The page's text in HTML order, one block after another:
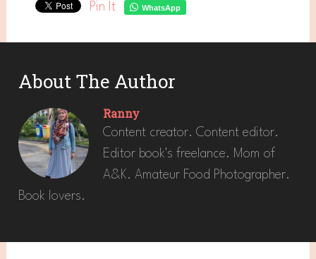
Pin It WhatsApp
About The Author
Ranny
Content creator. Content editor.
Editor book's freelance. Mom of
A&K. Amateur Food Photographer.
Book lovers.